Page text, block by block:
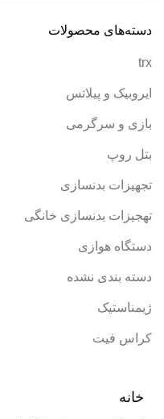
دسته‌های محصولات
trx
ایروبیک و پیلاتس
بازی و سرگرمی
بتل روپ
تجهیزات بدنسازی
تهجیزات بدنسازی خانگی
دستگاه هوازی
دسته بندی نشده
ژیمناستیک
کراس فیت
خانه